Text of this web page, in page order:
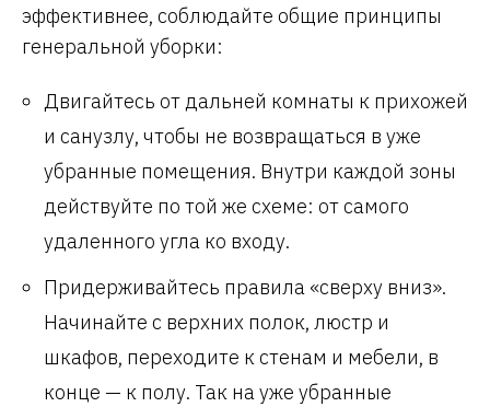
эффективнее, соблюдайте общие принципы
генеральной уборки:
Двигайтесь от дальней комнаты к прихожей
и санузлу, чтобы не возвращаться в уже
убранные помещения. Внутри каждой зоны
действуйте по той же схеме: от самого
удаленного угла ко входу.
Придерживайтесь правила «сверху вниз».
Начинайте с верхних полок, люстр и
шкафов, переходите к стенам и мебели, в
конце — к полу. Так на уже убранные